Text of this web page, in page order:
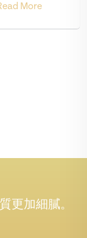
More
更加細膩。